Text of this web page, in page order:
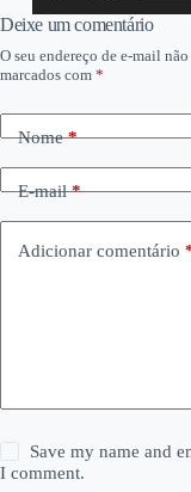
áudio
Deixe um comentário
O seu endereço de e-mail
marcados com *
Nome*
E-mail*
Adicionar comentário
Save my name and
I comment.